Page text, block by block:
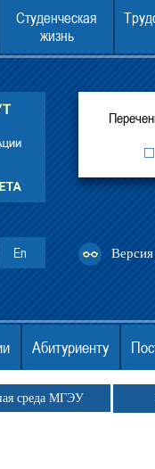
Студенческая
жизнь
День открытых
En
Абитуриенту
среда МГЭУ